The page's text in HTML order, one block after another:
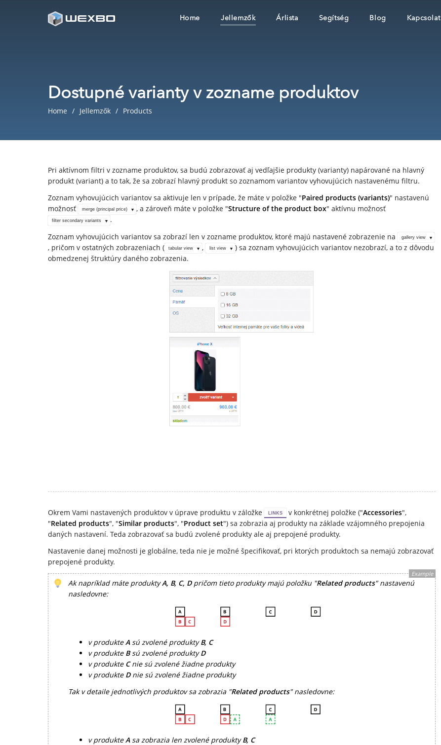
Home Jellemzők Árlista Segítség Blog Kapcsolat
Dostupné varianty v zozname produktov
Home Jellemzők Products
Pri aktívnom filtri v zozname produktov, sa budú zobrazovať aj vedľajšie produkty (varianty) napárované na hlavný
produkt (variant) a to tak, že sa zobrazí hlavný produkt so zoznamom variantov vyhovujúcich nastavenému filtru.
Zoznam vyhovujúcich variantov sa aktivuje len v prípade, že máte v položke "Paired products (variants)" nastavenú
možnosť
merge (principal price) , a zároveň máte v položke "Structure of the product box" aktívnu možnosť
filter secondary variants
.
Zoznam vyhovujúcich variantov sa zobrazí len v zozname produktov, ktoré majú nastavené zobrazenie na
gallery view
, pričom v ostatných zobrazeniach ( tabular view , list view
) sa zoznam vyhovujúcich variantov nezobrazí, a to z dôvodu
obmedzenej štruktúry daného zobrazenia.
Okrem Vami nastavených produktov v úprave produktu v záložke LINKS v konkrétnej položke ("Accessories",
"Related products", "Similar products", "Product set") sa zobrazia aj produkty na základe vzájomného prepojenia
daných nastavení. Teda zobrazovať sa budú zvolené produkty ale aj prepojené produkty.
Nastavenie danej možnosti je globálne, teda nie je možné špecifikovať, pri ktorých produktoch sa nemajú zobrazovať
prepojené produkty.
Example
Ak napríklad máte produktyA, B, C, Dpričom tieto produkty majú položku "Related products" nastavenú
nasledovne:
v produkteAsú zvolené produktyB, C
v produkte Bsú zvolené produktyD
v produkte Cnie sú zvolené žiadne produkty
v produkte Dnie sú zvolené žiadne produkty
Tak v detaile jednotlivých produktov sa zobrazia "Related products" nasledovne:
v produkteA sa zobrazia len zvolené produktyB, C